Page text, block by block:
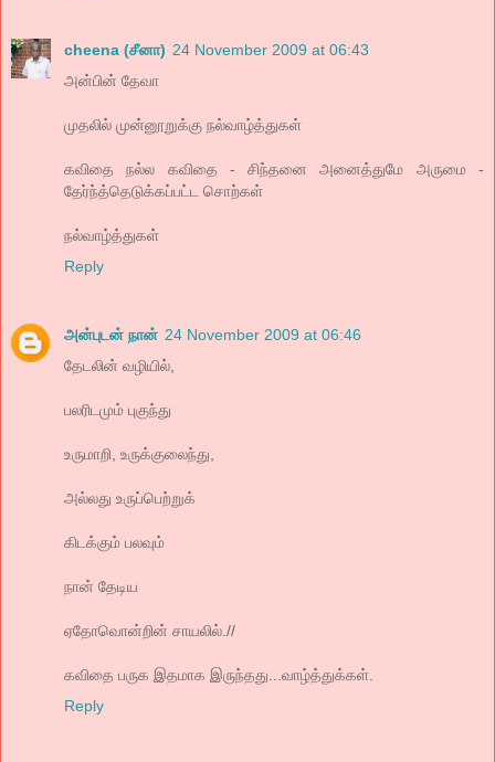
cheena (சீனா) 24 November 2009 at 06:43
அன்பின் தேவா
முதலில் முன்னூறுக்கு நல்வாழ்த்துகள்
கவிதை நல்ல கவிதை - சிந்தனை அனைத்துமே அருமை -
தேர்ந்த்தெடுக்கப்பட்ட சொற்கள்
நல்வாழ்த்துகள்
Reply
அன்புடன் நான் 24 November 2009 at 06:46
தேடலின் வழியில்,
பலரிடமும் புகுந்து
உருமாறி, உருக்குலைந்து,
அல்லது உருப்பெற்றுக்
கிடக்கும் பலவும்
நான் தேடிய
ஏதோவொன்றின் சாயலில்.//
கவிதை பருக இதமாக இருந்தது...வாழ்த்துக்கள்.
Reply